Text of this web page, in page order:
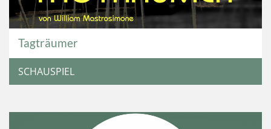
Tagträumer
SCHAUSPIEL